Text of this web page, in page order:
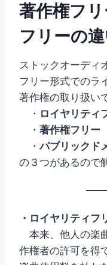
著作権フ
フリーの
ストックオーディ
フリー形式でのラ
著作権の取り扱い
・ ロイヤリティ
・ 著作権フリー
・パブリックド
の３つがあるので
・ロイヤリティフ
本来、他人の楽
作権者の許可を得